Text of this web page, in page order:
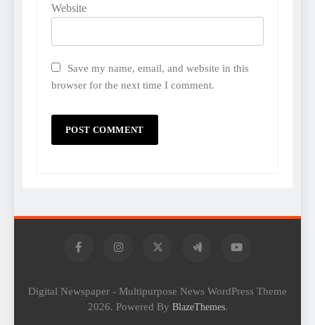
Website
Save my name, email, and website in this
browser for the next time I comment.
Digital Newspaper - Multipurpose News WordPress Theme
2026. Powered By BlazeThemes.